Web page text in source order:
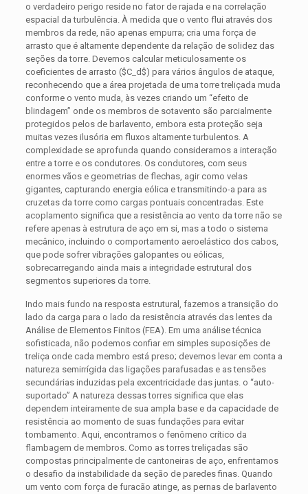
o verdadeiro perigo reside no fator de rajada e na correlação
espacial da turbulência. À medida que o vento flui através dos
membros da rede, não apenas empurra; cria uma força de
arrasto que é altamente dependente da relação de solidez das
seções da torre. Devemos calcular meticulosamente os
coeficientes de arrasto ($C_d$) para vários ângulos de ataque,
reconhecendo que a área projetada de uma torre treliçada muda
conforme o vento muda, às vezes criando um “efeito de
blindagem” onde os membros de sotavento são parcialmente
protegidos pelos de barlavento, embora esta proteção seja
muitas vezes ilusória em fluxos altamente turbulentos. A
complexidade se aprofunda quando consideramos a interação
entre a torre e os condutores. Os condutores, com seus
enormes vãos e geometrias de flechas, agir como velas
gigantes, capturando energia eólica e transmitindo-a para as
cruzetas da torre como cargas pontuais concentradas. Este
acoplamento significa que a resistência ao vento da torre não se
refere apenas à estrutura de aço em si, mas a todo o sistema
mecânico, incluindo o comportamento aeroelástico dos cabos,
que pode sofrer vibrações galopantes ou eólicas,
sobrecarregando ainda mais a integridade estrutural dos
segmentos superiores da torre.
Indo mais fundo na resposta estrutural, fazemos a transição do
lado da carga para o lado da resistência através das lentes da
Análise de Elementos Finitos (FEA). Em uma análise técnica
sofisticada, não podemos confiar em simples suposições de
treliça onde cada membro está preso; devemos levar em conta a
natureza semirrígida das ligações parafusadas e as tensões
secundárias induzidas pela excentricidade das juntas. o “auto-
suportado” A natureza dessas torres significa que elas
dependem inteiramente de sua ampla base e da capacidade de
resistência ao momento de suas fundações para evitar
tombamento. Aqui, encontramos o fenômeno crítico da
flambagem de membros. Como as torres treliçadas são
compostas principalmente de cantoneiras de aço, enfrentamos
o desafio da instabilidade da seção de paredes finas. Quando
um vento com força de furacão atinge, as pernas de barlavento